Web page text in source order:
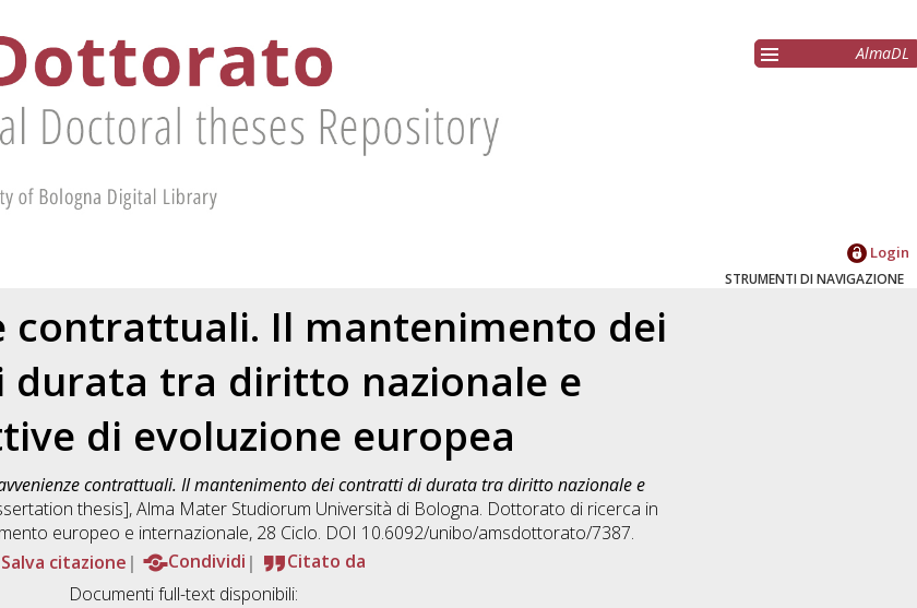
AlmaDL
Login
STRUMENTI DI NAVIGAZIONE
contrattuali. Il mantenimento dei
tra diritto nazionale e
di evoluzione europea
contrattuali. Il mantenimento dei contratti di durata tra diritto nazionale e
thesis], Alma Mater Studiorum Università di Bologna. Dottorato di ricerca in
europeo e internazionale, 28 Ciclo. DOI 10.6092/unibo/amsdottorato/7387.
Salva citazione
Condividi
Citato da
Documenti full-text disponibili: